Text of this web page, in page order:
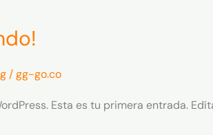
/gg-go.co
Esta es tu primera entrada.